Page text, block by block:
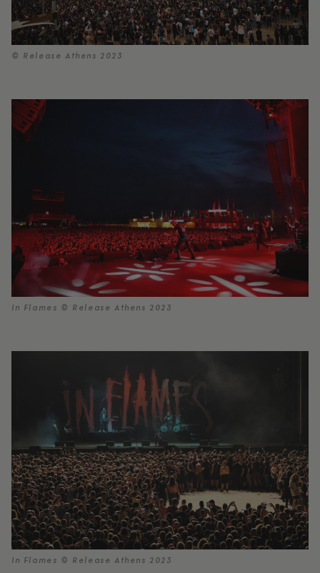
© Release Athens 2023
In Flames © Release Athens 2023
In Flames © Release Athens 2023